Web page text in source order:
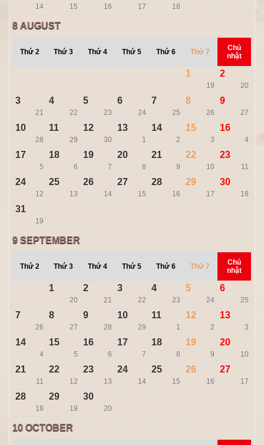
14 15 16 17 18
8 AUGUST
Thứ 2 Thứ 3 Thứ 4 Thứ 5 Thứ 6 Thứ 7
Chủ
nhật
1
19
2
20
3
21
4
22
5
23
6
24
7
25
8
26
9
27
10
28
11
29
12
30
13
1
14
2
15
3
16
4
17
5
18
6
19
7
20
8
21
9
22
10
23
11
24
12
25
13
26
14
27
15
28
16
29
17
30
18
31
19
9 SEPTEMBER
Thứ 2 Thứ 3 Thứ 4 Thứ 5 Thứ 6 Thứ 7
Chủ
nhật
1
20
2
21
3
22
4
23
5
24
6
25
7
26
8
27
9
28
10
29
11
1
12
2
13
3
14
4
15
5
16
6
17
7
18
8
19
9
20
10
21
11
22
12
23
13
24
14
25
15
26
16
27
17
28
18
29
19
30
20
10 OCTOBER